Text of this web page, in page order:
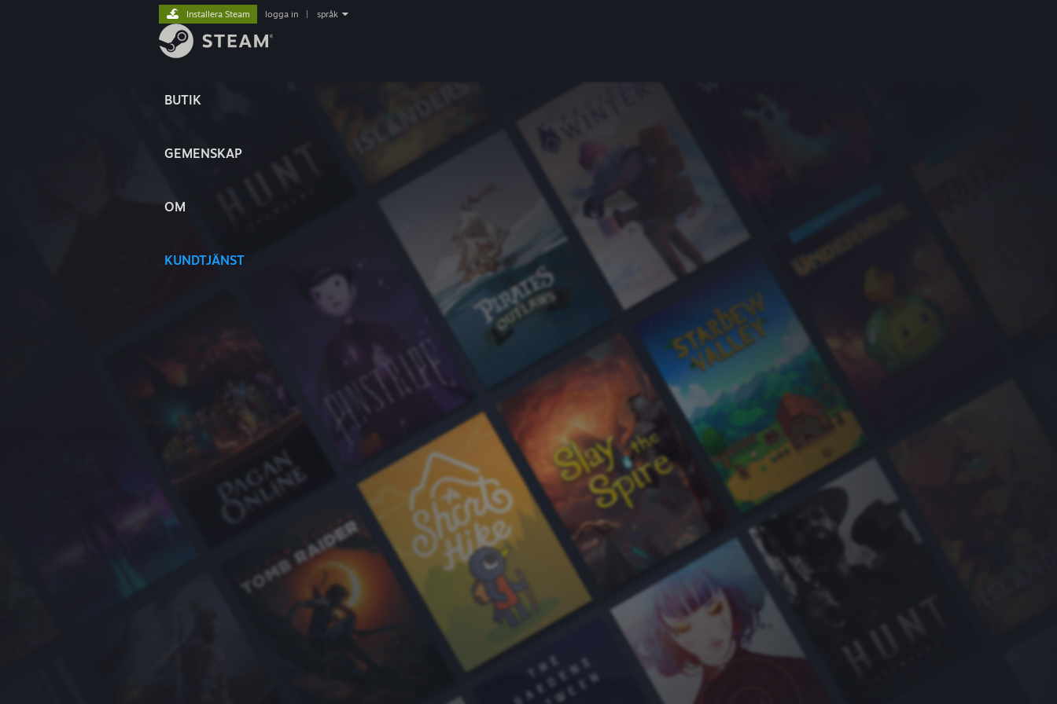
BUTIK
GEMENSKAP
OM
KUNDTJÄNST
Installera Steam logga in språk